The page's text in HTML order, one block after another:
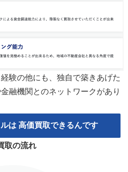
験の他にも、独自で築きあげた
融機関とのネットワークがあり
は 高価買取できるんです
取の流れ